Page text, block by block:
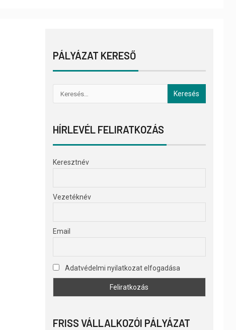
PÁLYÁZAT KERESŐ
HÍRLEVÉL FELIRATKOZÁS
Keresztnév
Vezetéknév
Email
Adatvédelmi nyilatkozat elfogadása
FRISS VÁLLALKOZÓI PÁLYÁZAT